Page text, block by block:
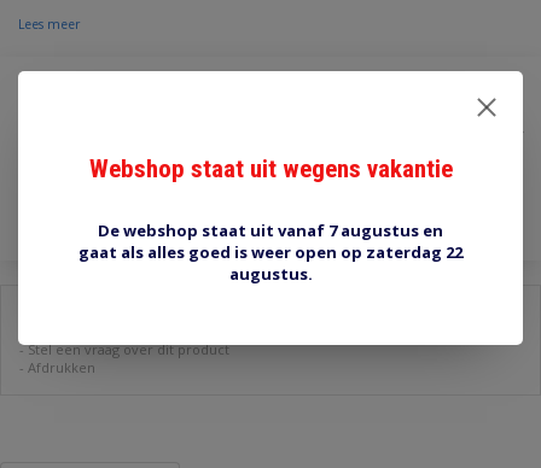
Lees meer
€7,25
Toevoegen aan winkelwagen
-Stel een vraag over dit product
- Afdrukken
Webshop staat uit wegens vakantie
De webshop staat uit vanaf 7 augustus en
gaat als alles goed is weer open op zaterdag 22
augustus.